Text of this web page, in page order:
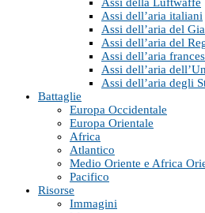
Assi dell’aria italiani
Assi dell’aria del
Assi dell’aria del
Assi dell’aria
Assi dell’aria
Assi dell’aria degli
Battaglie
Europa Occidentale
Europa Orientale
Africa
Atlantico
Medio Oriente e Africa
Pacifico
Risorse
Immagini